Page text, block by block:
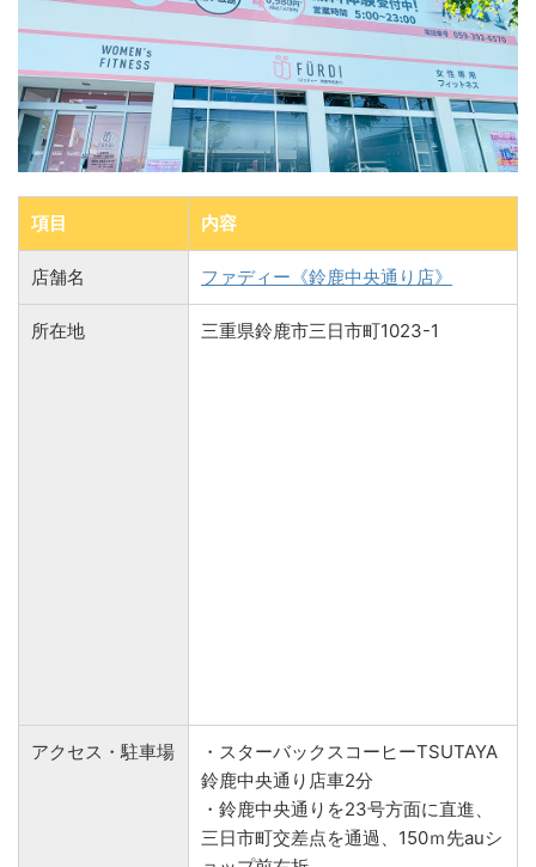
項目 内容
店舗名 ファディー《鈴鹿中央通り店》
所在地 三重県鈴鹿市三日市町1023-1
アクセス・駐車場
・スターバックスコーヒーTSUTAYA
鈴鹿中央通り店車2分
・鈴鹿中央通りを23号方面に直進、
三日市町交差点を通過、150ｍ先auシ